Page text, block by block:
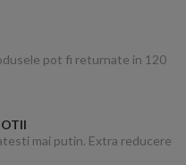
pot fi returnate in 120
mai putin. Extra reducere